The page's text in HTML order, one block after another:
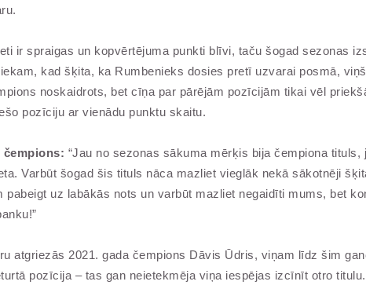
ir spraigas un kopvērtējuma punkti blīvi, taču šogad sezonas
kad šķita, ka Rumbenieks dosies pretī uzvarai posmā,
noskaidrots, bet cīņa par pārējām pozīcijām tikai vēl
pozīciju ar vienādu punktu skaitu.
čempions: “Jau no sezonas sākuma mērķis bija čempiona
Varbūt šogad šis tituls nāca mazliet vieglāk nekā sākotnēji
pabeigt uz labākās nots un varbūt mazliet negaidīti mums, bet
atgriezās 2021. gada čempions Dāvis Ūdris, viņam līdz šim
pozīcija – tas gan neietekmēja viņa iespējas izcīnīt otro